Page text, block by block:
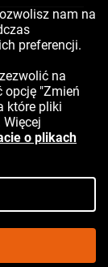
nam na
preferencji.
na
opcję "Zmień
które pliki
o plikach